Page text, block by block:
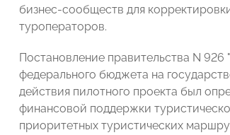
бизнес-сообществ для
туроператоров.
Постановление правительства N
федерального бюджета на
действия пилотного проекта был
финансовой поддержки
приоритетных туристических